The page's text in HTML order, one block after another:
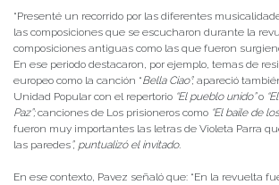
“Presenté un recorrido por las diferentes
las composiciones que se escucharon durante la
composiciones antiguas como las que fueron
En ese periodo destacaron, por ejemplo, temas de
europeo como la canción “Bella Ciao”; apareció
Unidad Popular con el repertorio “El pueblo unido”o
Paz”;canciones de Los prisioneros como “El baile de
fueron muy importantes las letras de Violeta Parra
las paredes”, puntualizó el invitado.
En ese contexto, Pavez señaló que: “En la revuelta